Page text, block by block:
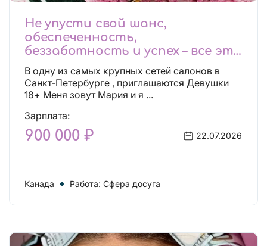
Не упусти свой шанс,
обеспеченность,
беззаботность и успех – все это
будет уже завтра, поспеши!
Лучшие условия!
В одну из самых крупных сетей салонов в
Санкт-Петербурге , приглашаются Девушки
18+ Меня зовут Мария и я ...
Зарплата:
900 000 ₽ 22.07.2026
Канада Работа: Сфера досуга